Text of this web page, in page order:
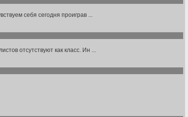
себя сегодня проиграв ...
отсутствуют как класс. Ин ...